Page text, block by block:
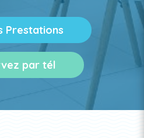
Prestations
par tél